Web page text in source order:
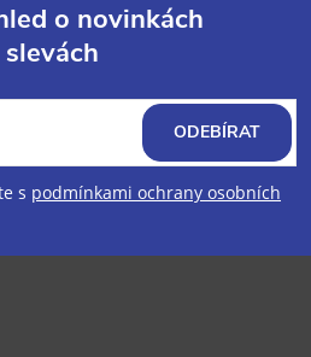
o novinkách
slevách
s podmínkami ochrany osobních
ODEBÍRAT